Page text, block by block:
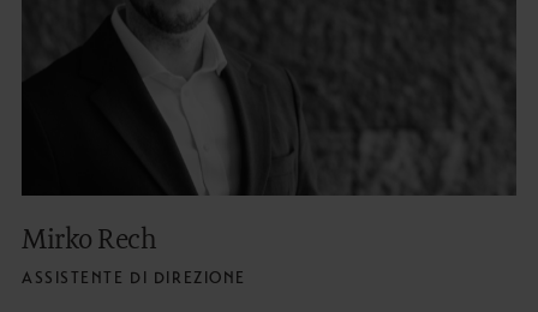
Mirko Rech
ASSISTENTE DI DIREZIONE